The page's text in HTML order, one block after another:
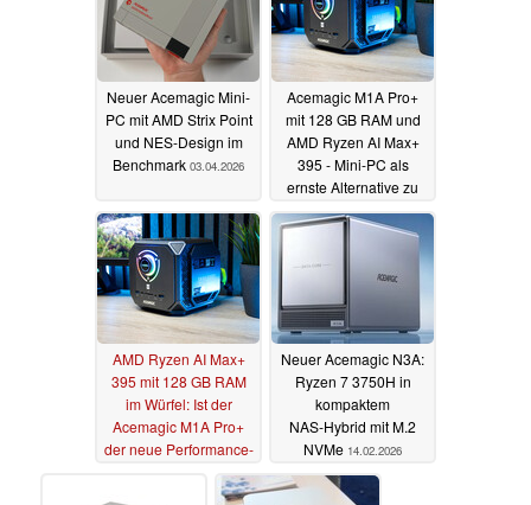
Neuer Acemagic Mini-
PC mit AMD Strix Point
und NES-Design im
Benchmark 03.04.2026
Acemagic M1A Pro+
mit 128 GB RAM und
AMD Ryzen AI Max+
395 - Mini-PC als
ernste Alternative zu
hohen RAM-Preisen?
13.03.2026
AMD Ryzen AI Max+
395 mit 128 GB RAM
im Würfel: Ist der
Acemagic M1A Pro+
der neue Performance-
König unter den Mini-
10.03.2026
Neuer Acemagic N3A:
Ryzen 7 3750H in
kompaktem
NAS‑Hybrid mit M.2
NVMe 14.02.2026